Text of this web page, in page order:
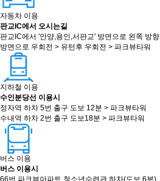
자동차 이용
판교IC에서 오시는길
판교IC에서 '안양,용인,서판교' 방면으로 왼쪽 방향
방면으로 우회전 > 유턴후 우회전 > 파크뷰타워
지하철 이용
수인분당선 이용시
정자역 하차 5번 출구 도보 12분 > 파크뷰타워
수내역 하차 2번 출구 도보18분 > 파크뷰타워
버스 이용
버스 이용시
66번 파크뷰아파트 청소년수련관 하차(도보 6분)